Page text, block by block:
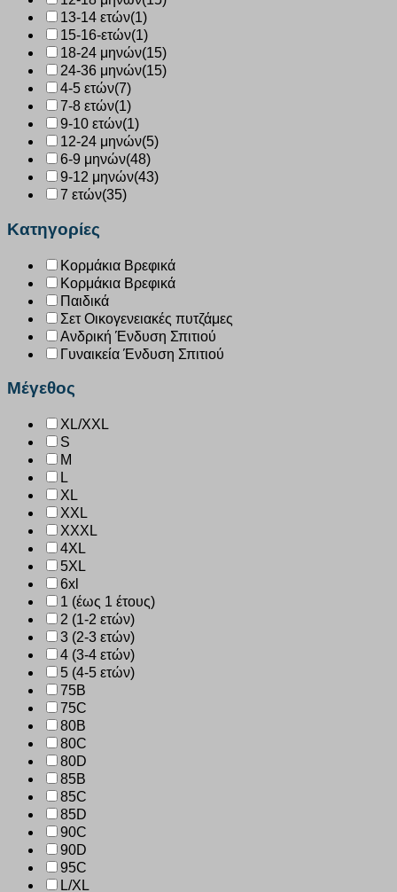
13-14 ετών(1)
15-16-ετών(1)
18-24 μηνών(15)
24-36 μηνών(15)
4-5 ετών(7)
7-8 ετών(1)
9-10 ετών(1)
12-24 μηνών(5)
6-9 μηνών(48)
9-12 μηνών(43)
7 ετών(35)
Κατηγορίες
Κορμάκια Βρεφικά
Κορμάκια Βρεφικά
Παιδικά
Σετ Οικογενειακές πυτζάμες
Ανδρική Ένδυση Σπιτιού
Γυναικεία Ένδυση Σπιτιού
Μέγεθος
XL/XXL
S
M
L
XL
XXL
XXXL
4XL
5XL
6xl
1 (έως 1 έτους)
2 (1-2 ετών)
3 (2-3 ετών)
4 (3-4 ετών)
5 (4-5 ετών)
75B
75C
80B
80C
80D
85B
85C
85D
90C
90D
95C
L/XL